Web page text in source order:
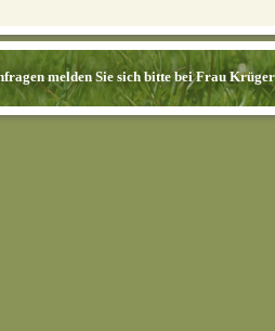
melden Sie sich bitte bei Frau